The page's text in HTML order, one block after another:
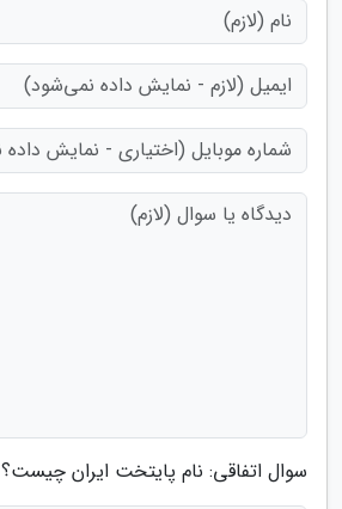
سوال اتفاقی: نام پایتخت ایران چیست؟